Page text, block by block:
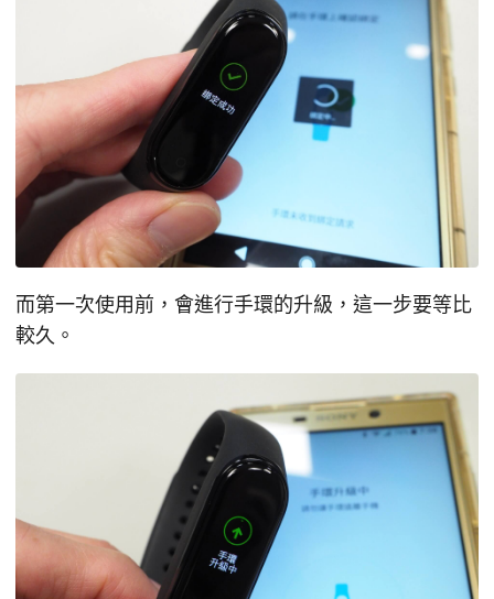
而第一次使用前，會進行手環的升級，這一步要等比
較久。